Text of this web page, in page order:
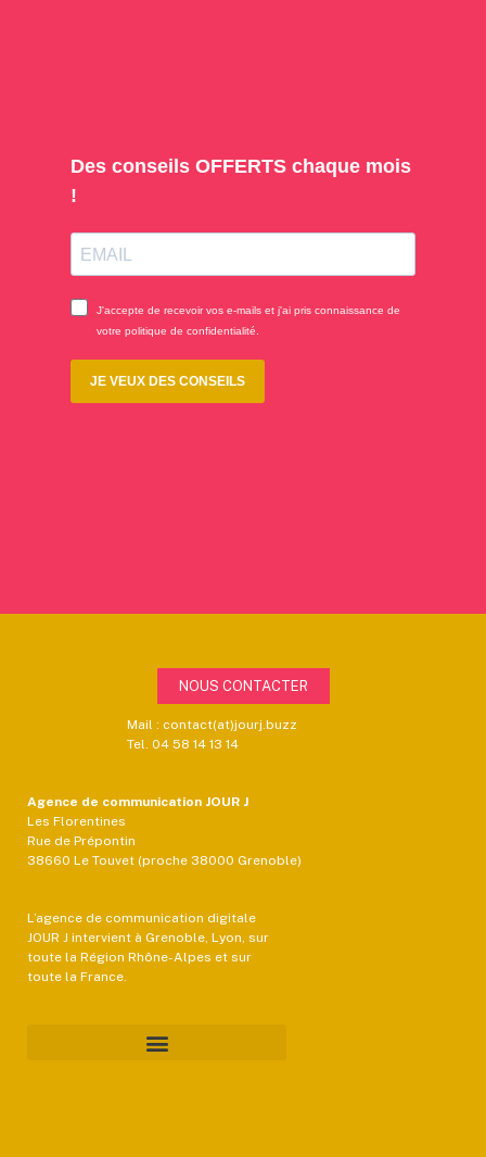
NOUS CONTACTER
Mail : contact(at)jourj.buzz
Tel. 04 58 14 13 14
Agence de communication JOUR J
Les Florentines
Rue de Prépontin
38660 Le Touvet (proche 38000 Grenoble)
L’agence de communication digitale
JOUR J intervient à Grenoble, Lyon, sur
toute la Région Rhône-Alpes et sur
toute la France.